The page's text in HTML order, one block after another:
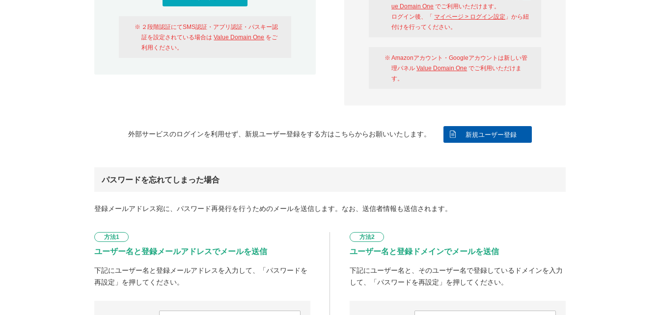
２段階認証にてSMS認証・アプリ認証・パスキー認
証を設定されている場合はValue Domain One をご
利用ください。
ue Domain One でご利用いただけます。
ログイン後、「 マイページ > ログイン設定 」から紐
付けを行ってください。
Amazonアカウント・Googleアカウントは新しい管
理パネルValue Domain One でご利用いただけま
す。
外部サービスのログインを利用せず、新規ユーザー登録をする方はこちらからお願いいたします。 新規ユーザー登録
パスワードを忘れてしまった場合
登録メールアドレス宛に、パスワード再発行を行うためのメールを送信します。なお、送信者情報も送信されます。
方法1
ユーザー名と登録メールアドレスでメールを送信
下記にユーザー名と登録メールアドレスを入力して、「パスワードを
再設定」を押してください。
方法2
ユーザー名と登録ドメインでメールを送信
下記にユーザー名と、そのユーザー名で登録しているドメインを入力
して、「パスワードを再設定」を押してください。